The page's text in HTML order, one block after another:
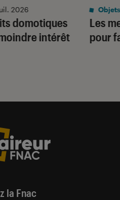
domotiques
intérêt
2026
Les
pour
la Fnac